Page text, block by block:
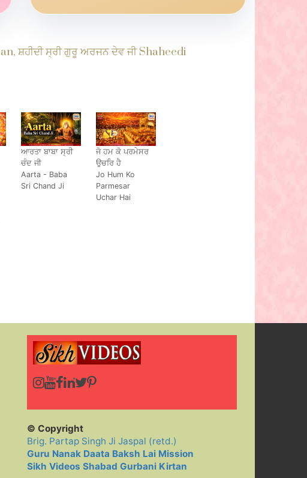
ਸ਼ਹੀਦੀ ਸ੍ਰੀ ਗੁਰੂ ਅਰਜਨ ਦੇਵ ਜੀ Shaheedi
ਆਰਤਾ ਬਾਬਾ ਸ੍ਰੀ
ਚੰਦ ਜੀ
Aarta - Baba
Sri Chand Ji
ਜੋ ਹਮ ਕੋ ਪਰਮੇਸਰ
ਉਚਰਿ ਹੈ
Jo Hum Ko
Parmesar
Uchar Hai
© Copyright
Brig. Partap Singh Ji Jaspal (retd.)
Guru Nanak Daata Baksh Lai Mission
Sikh Videos Shabad Gurbani Kirtan